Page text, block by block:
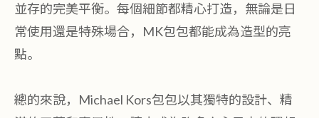
並存的完美平衡。每個細節都精心打造，無論是日
常使用還是特殊場合，MK包包都能成為造型的亮
點。
總的來說，Michael Kors包包以其獨特的設計、精